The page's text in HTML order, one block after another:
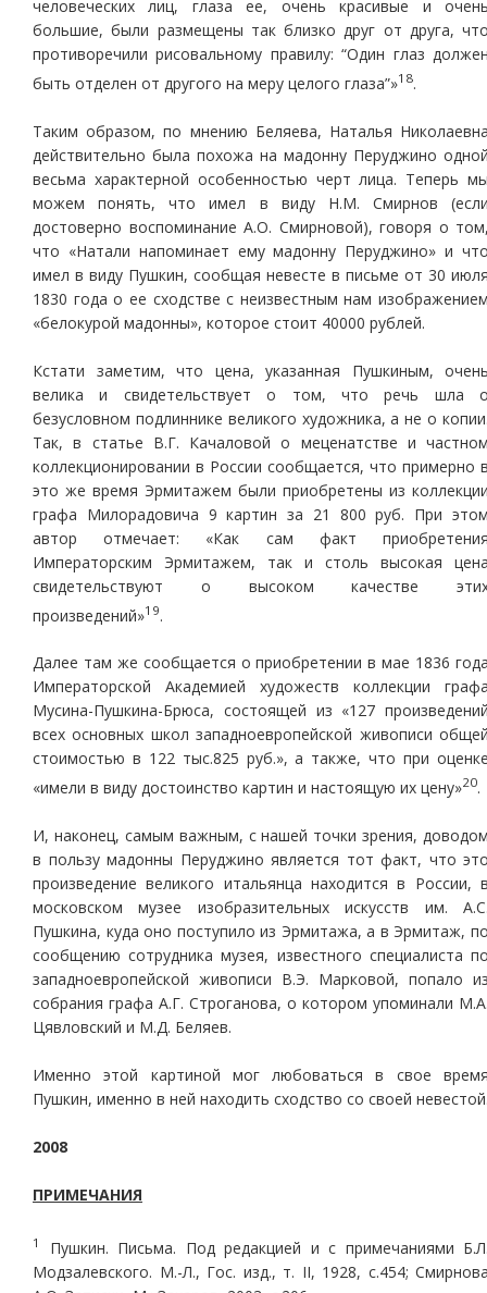
человеческих лиц, глаза ее, очень красивые и
большие, были размещены так близко друг от друга,
противоречили рисовальному правилу: “Один глаз
быть отделен от другого на меру целого глаза”»18.
Таким образом, по мнению Беляева, Наталья
действительно была похожа на мадонну Перуджино
весьма характерной особенностью черт лица. Теперь
можем понять, что имел в виду Н.М. Смирнов
достоверно воспоминание А.О. Смирновой), говоря о
что «Натали напоминает ему мадонну Перуджино» и
имел в виду Пушкин, сообщая невесте в письме от 30
1830 года о ее сходстве с неизвестным нам
«белокурой мадонны», которое стоит 40000 рублей.
Кстати заметим, что цена, указанная Пушкиным,
велика и свидетельствует о том, что речь шла
безусловном подлиннике великого художника, а не о
Так, в статье В.Г. Качаловой о меценатстве и
коллекционировании в России сообщается, что примерно
это же время Эрмитажем были приобретены из
графа Милорадовича 9 картин за 21 800 руб. При
автор отмечает: «Как сам факт
Императорским Эрмитажем, так и столь высокая
свидетельствуют о высоком качестве
произведений»19.
Далее там же сообщается о приобретении в мае 1836
Императорской Академией художеств коллекции
Мусина-Пушкина-Брюса, состоящей из «127
всех основных школ западноевропейской живописи
стоимостью в 122 тыс.825 руб.», а также, что при
«имели в виду достоинство картин и настоящую их цену»20.
И, наконец, самым важным, с нашей точки зрения,
в пользу мадонны Перуджино является тот факт, что
произведение великого итальянца находится в России,
московском музее изобразительных искусств им.
Пушкина, куда оно поступило из Эрмитажа, а в Эрмитаж,
сообщению сотрудника музея, известного специалиста
западноевропейской живописи В.Э. Марковой, попало
собрания графа А.Г. Строганова, о котором упоминали
Цявловский и М.Д. Беляев.
Именно этой картиной мог любоваться в свое
Пушкин, именно в ней находить сходство со своей
2008
ПРИМЕЧАНИЯ
1
Пушкин. Письма. Под редакцией и с примечаниями
Модзалевского. М.-Л., Гос. изд., т. II, 1928, с.454;